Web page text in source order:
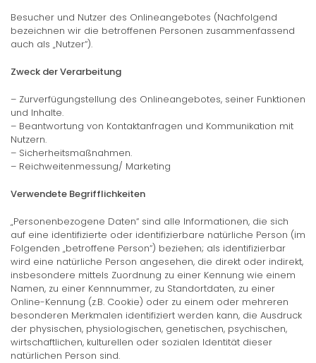
Besucher und Nutzer des Onlineangebotes (Nachfolgend
bezeichnen wir die betroffenen Personen zusammenfassend
auch als „Nutzer“).
Zweck der Verarbeitung
– Zurverfügungstellung des Onlineangebotes, seiner Funktionen
und Inhalte.
– Beantwortung von Kontaktanfragen und Kommunikation mit
Nutzern.
– Sicherheitsmaßnahmen.
– Reichweitenmessung/ Marketing
Verwendete Begrifflichkeiten
„Personenbezogene Daten“ sind alle Informationen, die sich
auf eine identifizierte oder identifizierbare natürliche Person (im
Folgenden „betroffene Person“) beziehen; als identifizierbar
wird eine natürliche Person angesehen, die direkt oder indirekt,
insbesondere mittels Zuordnung zu einer Kennung wie einem
Namen, zu einer Kennnummer, zu Standortdaten, zu einer
Online-Kennung (z.B. Cookie) oder zu einem oder mehreren
besonderen Merkmalen identifiziert werden kann, die Ausdruck
der physischen, physiologischen, genetischen, psychischen,
wirtschaftlichen, kulturellen oder sozialen Identität dieser
natürlichen Person sind.